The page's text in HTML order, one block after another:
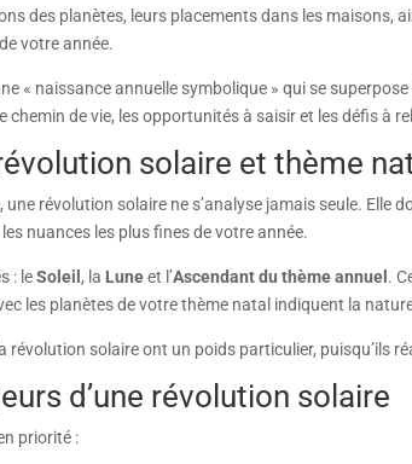
des planètes, leurs placements dans les maisons,
votre année.
« naissance annuelle symbolique » qui se
de vie, les opportunités à saisir et les défis à
solaire et thème
révolution solaire ne s’analyse jamais seule.
nuances les plus fines de votre année.
: leSoleil , la Luneet l’Ascendant du thème annuel .
les planètes de votre thème natal indiquent la
révolution solaire ont un poids particulier,
d’une révolution solaire
priorité :